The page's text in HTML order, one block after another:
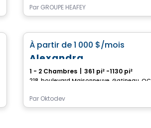
Par GROUPE HEAFEY
À partir de1 000 $/mois
Alexandra
1 - 2 Chambres 361 pi² -1130 pi²
218, boulevard Maisonneuve, Gatineau, QC
Par Oktodev